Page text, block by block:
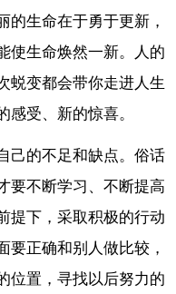
的生命在于勇于更新，
使生命焕然一新。人的
蜕变都会带你走进人生
感受、新的惊喜。
己的不足和缺点。俗话
要不断学习、不断提高
提下，采取积极的行动
要正确和别人做比较，
位置，寻找以后努力的